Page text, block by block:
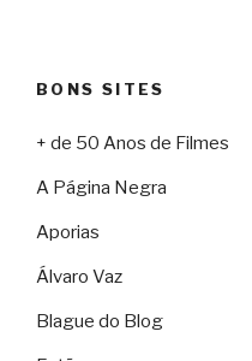
BONS SITES
+ de 50 Anos de Filmes
A Página Negra
Aporias
Álvaro Vaz
Blague do Blog